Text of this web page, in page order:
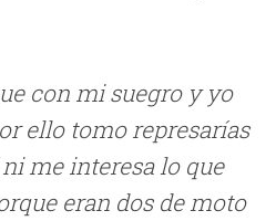
con mi suegro y yo
ello tomo represarías
me interesa lo que
eran dos de moto